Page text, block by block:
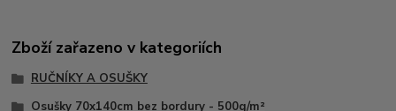
Zboží zařazeno v kategoriích
RUČNÍKY A OSUŠKY
Osušky 70x140cm bez bordury - 500g/m²